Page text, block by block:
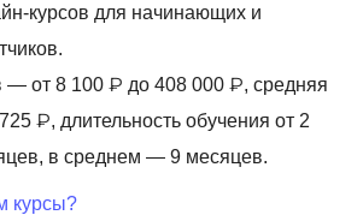
курсов для начинающих и
— от 8 100 ₽ до 408 000 ₽, средняя
₽, длительность обучения от 2
в среднем — 9 месяцев.
курсы?